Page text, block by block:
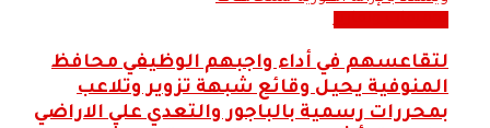
لتقاعسهم في أداء واجبهم الوظيفي محافظ
المنوفية يحيل وقائع شبهة تزوير وتلاعب
بمحررات رسمية بالباجور والتعدي علي الاراضي